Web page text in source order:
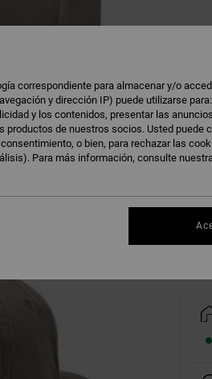
correspondiente para almacenar y/o
y dirección IP) puede utilizarse
y los contenidos, presentar las
productos de nuestros socios. Usted puede
o bien, para rechazar las
Para más información, consulte